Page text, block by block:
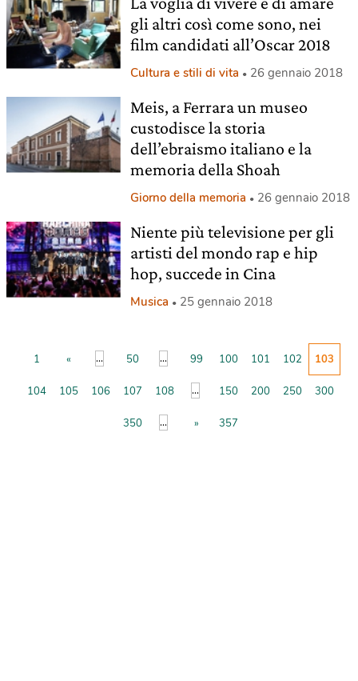
gli altri così come sono, nei
film candidati all’Oscar 2018
Cultura e stili di vita 26 gennaio 2018
Meis, a Ferrara un museo
custodisce la storia
dell’ebraismo italiano e la
memoria della Shoah
Giorno della memoria 26 gennaio 2018
Niente più televisione per gli
artisti del mondo rap e hip
hop, succede in Cina
Musica 25 gennaio 2018
1 « ... 50 ... 99 100 101 102 103
104 105 106 107 108 ... 150 200 250 300
350 ... » 357